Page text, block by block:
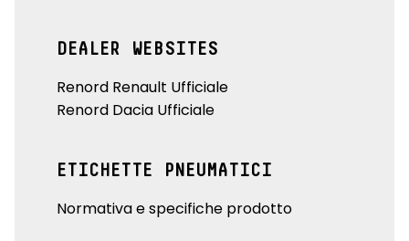
DEALER WEBSITES
Renord Renault Ufficiale
Renord Dacia Ufficiale
ETICHETTE PNEUMATICI
Normativa e specifiche prodotto